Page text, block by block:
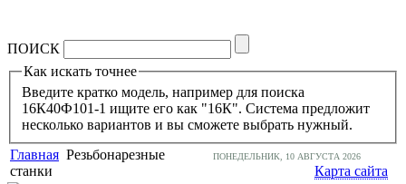
ПОИСК
Как искать точнее
Введите кратко модель, например для поиска
16К40Ф101-1 ищите его как "16К". Система предложит
несколько вариантов и вы сможете выбрать нужный.
Главная Резьбонарезные
станки
ПОНЕДЕЛЬНИК, 10 АВГУСТА 2026
Карта сайта